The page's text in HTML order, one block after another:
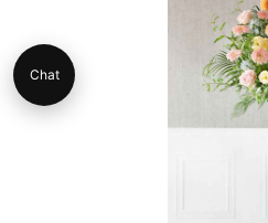
Chat